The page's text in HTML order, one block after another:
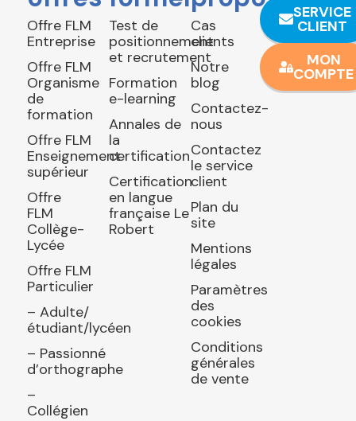
Offre FLM
Entreprise
Offre FLM
Organisme
de
formation
Offre FLM
Enseignement
supérieur
Offre
FLM
Collège-
Lycée
Offre FLM
Particulier
– Adulte/
étudiant/lycéen
– Passionné
d’orthographe
–
Collégien
Test de
positionnement
et recrutement
Formation
e-learning
Annales de
la
certification
Certification
en langue
française Le
Robert
Cas
clients
Notre
blog
Contactez-
nous
Contactez
le service
client
Plan du
site
Mentions
légales
Paramètres
des
cookies
Conditions
générales
de vente
SERVICE
CLIENT
MON
COMPTE